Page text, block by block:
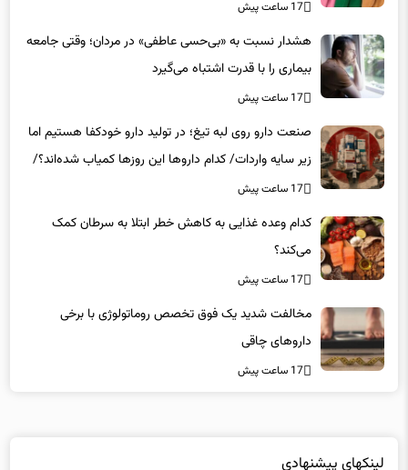
17 ساعت پیش
هشدار نسبت به «بی‌حسی عاطفی» در مردان؛ وقتی جامعه
بیماری را با قدرت اشتباه می‌گیرد
17 ساعت پیش
صنعت دارو روی لبه تیغ؛ در تولید دارو خودکفا هستیم اما
زیر سایه واردات/ کدام داروها این روزها کمیاب شده‌اند؟/
«کشور سه ماه ذخیره دارویی دارد»
17 ساعت پیش
کدام وعده غذایی به کاهش خطر ابتلا به سرطان کمک
می‌کند؟
17 ساعت پیش
مخالفت شدید یک فوق تخصص روماتولوژی با برخی
داروهای چاقی
17 ساعت پیش
لینکهای پیشنهادی